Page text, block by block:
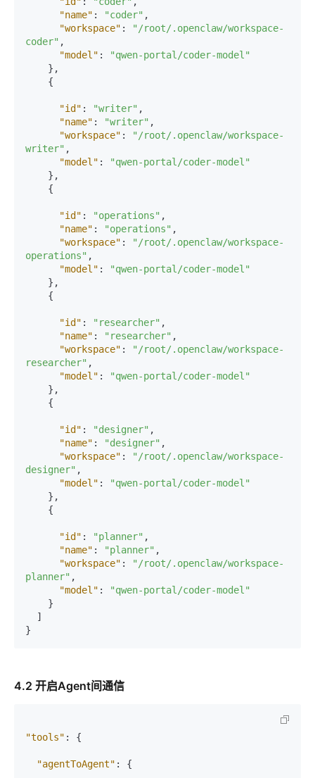
"name" : "coder" ,
"workspace" :
"/root/.openclaw/workspace-
coder" ,
"model" :
"qwen-portal/coder-model"
} ,
{
"id" : "writer" ,
"name" : "writer" ,
"workspace" :
"/root/.openclaw/workspace-
writer" ,
"model" :
"qwen-portal/coder-model"
} ,
{
"id" : "operations" ,
"name" : "operations" ,
"workspace" :
"/root/.openclaw/workspace-
operations" ,
"model" :
"qwen-portal/coder-model"
} ,
{
"id" : "researcher" ,
"name" : "researcher" ,
"workspace" :
"/root/.openclaw/workspace-
researcher" ,
"model" :
"qwen-portal/coder-model"
} ,
{
"id" : "designer" ,
"name" : "designer" ,
"workspace" :
"/root/.openclaw/workspace-
designer" ,
"model" :
"qwen-portal/coder-model"
} ,
{
"id" : "planner" ,
"name" : "planner" ,
"workspace" :
"/root/.openclaw/workspace-
planner" ,
"model" :
"qwen-portal/coder-model"
}
]
}
4.2 开启Agent间通信
"tools" : {
"agentToAgent" : {